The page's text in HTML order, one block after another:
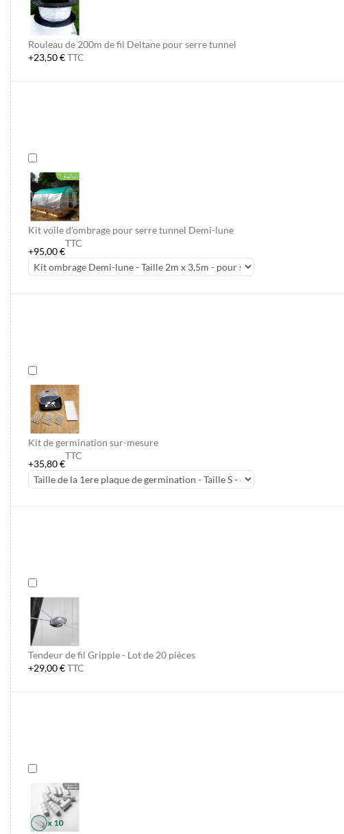
Rouleau de 200m de fil Deltane pour serre tunnel
+23,50 €TTC
Kit voile d'ombrage pour serre tunnel Demi-lune
+95,00 €
TTC
Kit de germination sur-mesure
+35,80 €
TTC
Tendeur de fil Gripple - Lot de 20 pièces
+29,00 €TTC